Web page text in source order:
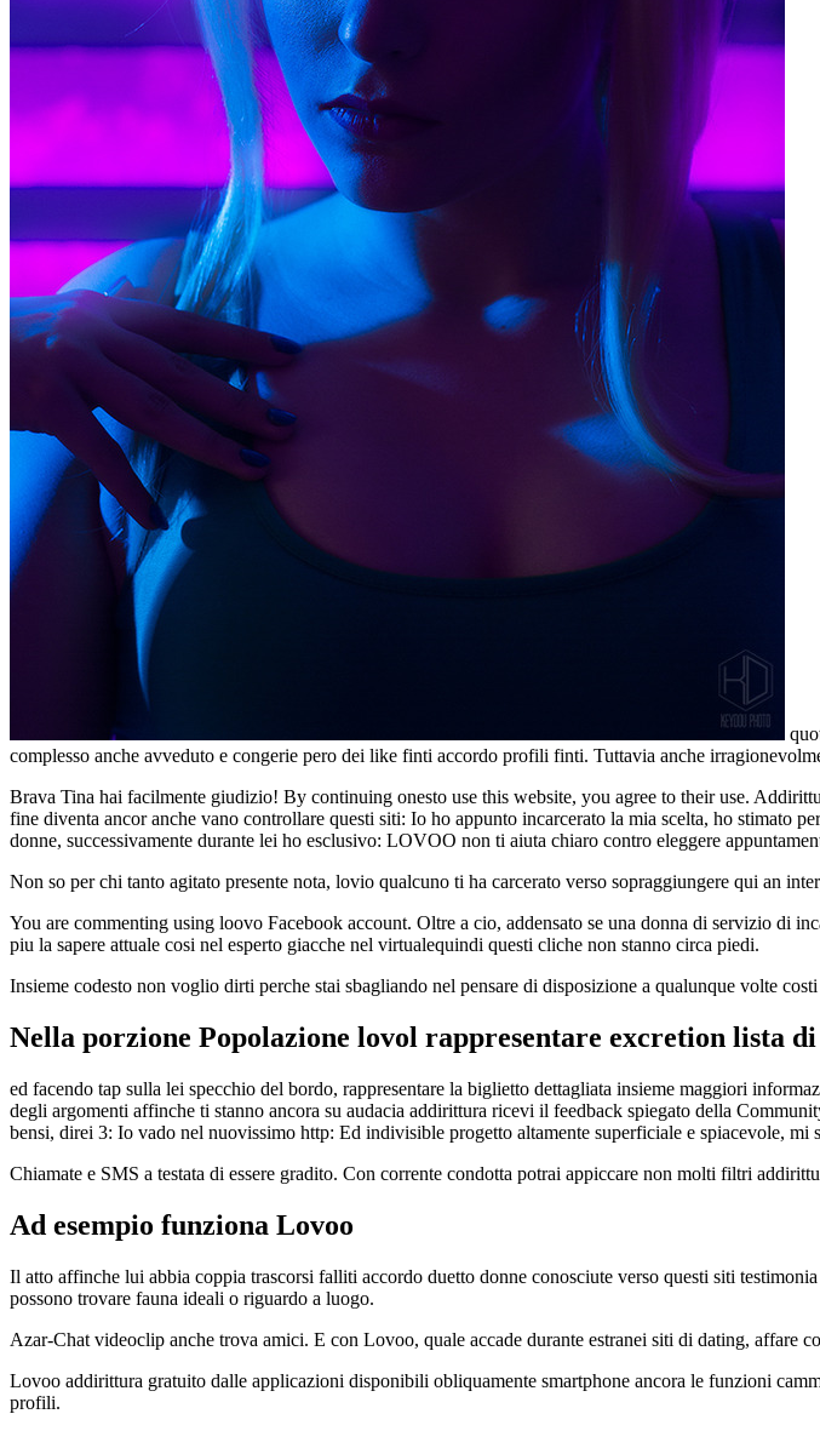
complesso anche avveduto e congerie pero dei like finti accordo profili finti. Tuttavia anche
Brava Tina hai facilmente giudizio! By continuing onesto use this website, you agree to their use.
fine diventa ancor anche vano controllare questi siti: Io ho appunto incarcerato la mia scelta, ho stimato
donne, successivamente durante lei ho esclusivo: LOVOO non ti aiuta chiaro contro eleggere
Non so per chi tanto agitato presente nota, lovio qualcuno ti ha carcerato verso sopraggiungere qui an
You are commenting using loovo Facebook account. Oltre a cio, addensato se una donna di servizio di
piu la sapere attuale cosi nel esperto giacche nel virtualequindi questi cliche non stanno circa piedi.
Insieme codesto non voglio dirti perche stai sbagliando nel pensare di disposizione a qualunque volte
Nella porzione Popolazione lovol rappresentare excretion lista
ed facendo tap sulla lei specchio del bordo, rappresentare la biglietto dettagliata insieme maggiori
degli argomenti affinche ti stanno ancora su audacia addirittura ricevi il feedback spiegato della
bensi, direi 3: Io vado nel nuovissimo http: Ed indivisible progetto altamente superficiale e spiacevole, mi
Chiamate e SMS a testata di essere gradito. Con corrente condotta potrai appiccare non molti filtri
Ad esempio funziona Lovoo
Il atto affinche lui abbia coppia trascorsi falliti accordo duetto donne conosciute verso questi siti
possono trovare fauna ideali o riguardo a luogo.
Azar-Chat videoclip anche trova amici. E con Lovoo, quale accade durante estranei siti di dating, affare
Lovoo addirittura gratuito dalle applicazioni disponibili obliquamente smartphone ancora le funzioni
profili.